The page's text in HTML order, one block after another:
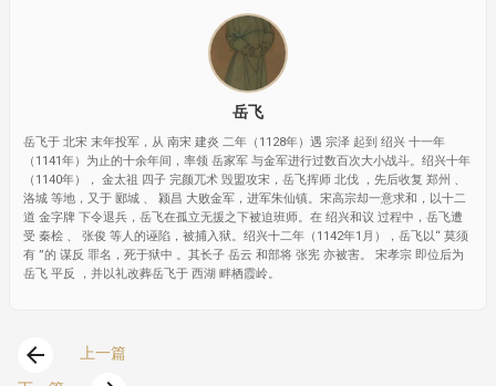
岳飞
岳飞于 北宋 末年投军，从 南宋 建炎 二年（1128年）遇 宗泽 起到 绍兴 十一年
（1141年）为止的十余年间，率领 岳家军 与金军进行过数百次大小战斗。绍兴十年
（1140年）， 金太祖 四子 完颜兀术 毁盟攻宋，岳飞挥师 北伐 ，先后收复 郑州 、
洛城 等地，又于 郾城 、 颍昌 大败金军，进军朱仙镇。宋高宗却一意求和，以十二
道 金字牌 下令退兵，岳飞在孤立无援之下被迫班师。在 绍兴和议 过程中，岳飞遭
受 秦桧 、 张俊 等人的诬陷，被捕入狱。绍兴十二年（1142年1月），岳飞以“ 莫须
有 ”的 谋反 罪名，死于狱中 。其长子 岳云 和部将 张宪 亦被害。 宋孝宗 即位后为
岳飞 平反 ，并以礼改葬岳飞于 西湖 畔栖霞岭。
arrow_back
上一篇